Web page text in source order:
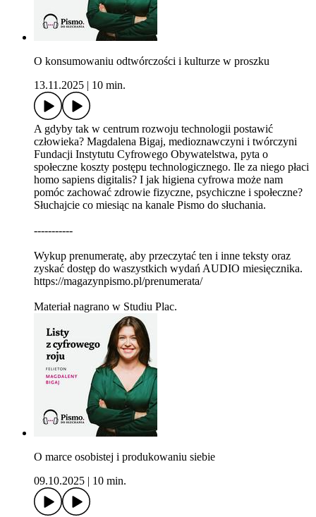
O konsumowaniu odtwórczości i kulturze w proszku
13.11.2025 | 10 min.
A gdyby tak w centrum rozwoju technologii postawić
człowieka? Magdalena Bigaj, medioznawczyni i twórczyni
Fundacji Instytutu Cyfrowego Obywatelstwa, pyta o
społeczne koszty postępu technologicznego. Ile za niego płaci
homo sapiens digitalis? I jak higiena cyfrowa może nam
pomóc zachować zdrowie fizyczne, psychiczne i społeczne?
Słuchajcie co miesiąc na kanale Pismo do słuchania.
-----------
Wykup prenumeratę, aby przeczytać ten i inne teksty oraz
zyskać dostęp do waszystkich wydań AUDIO miesięcznika.
https://magazynpismo.pl/prenumerata/
Materiał nagrano w Studiu Plac.
O marce osobistej i produkowaniu siebie
09.10.2025 | 10 min.